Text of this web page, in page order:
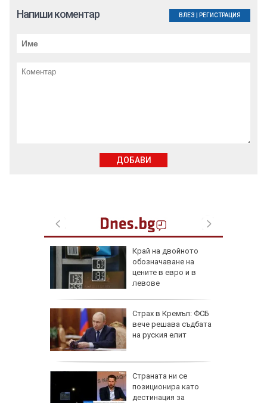
Край на двойното
обозначаване на
цените в евро и в
левове
Страх в Кремъл: ФСБ
вече решава съдбата
на руския елит
Страната ни се
позиционира като
дестинация за
Напиши коментар ВЛЕЗ РЕГИСТРАЦИЯ
ДОБАВИ